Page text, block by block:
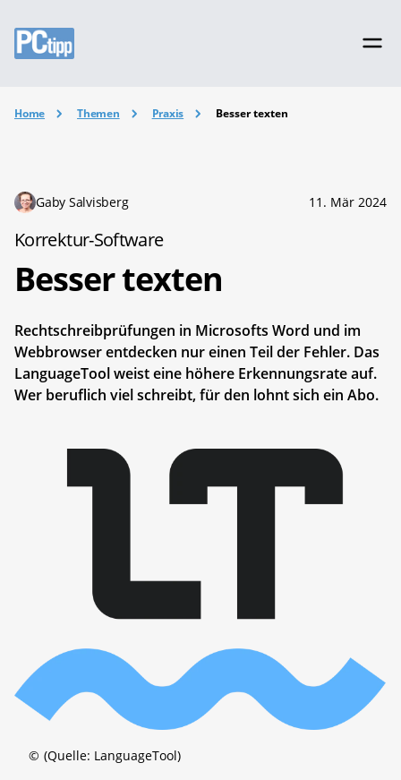
Home Themen Praxis Besser texten
Gaby Salvisberg 11. Mär 2024
Korrektur-Software
Besser texten
Rechtschreibprüfungen in Microsofts Word und im
Webbrowser entdecken nur einen Teil der Fehler. Das
LanguageTool weist eine höhere Erkennungsrate auf.
Wer beruflich viel schreibt, für den lohnt sich ein Abo.
© (Quelle: LanguageTool)